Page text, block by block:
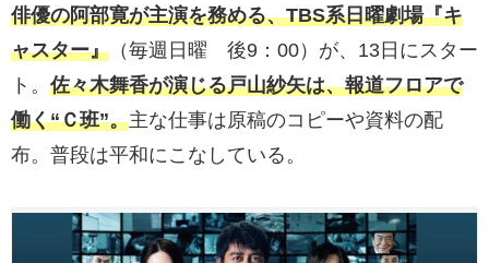
俳優の阿部寛が主演を務める、TBS系日曜劇場『キ
ャスター』 （毎週日曜 後9：00）が、13日にスター
ト。 佐々木舞香が演じる戸山紗矢は、報道フロアで
働く“Ｃ班”。主な仕事は原稿のコピーや資料の配
布。普段は平和にこなしている。